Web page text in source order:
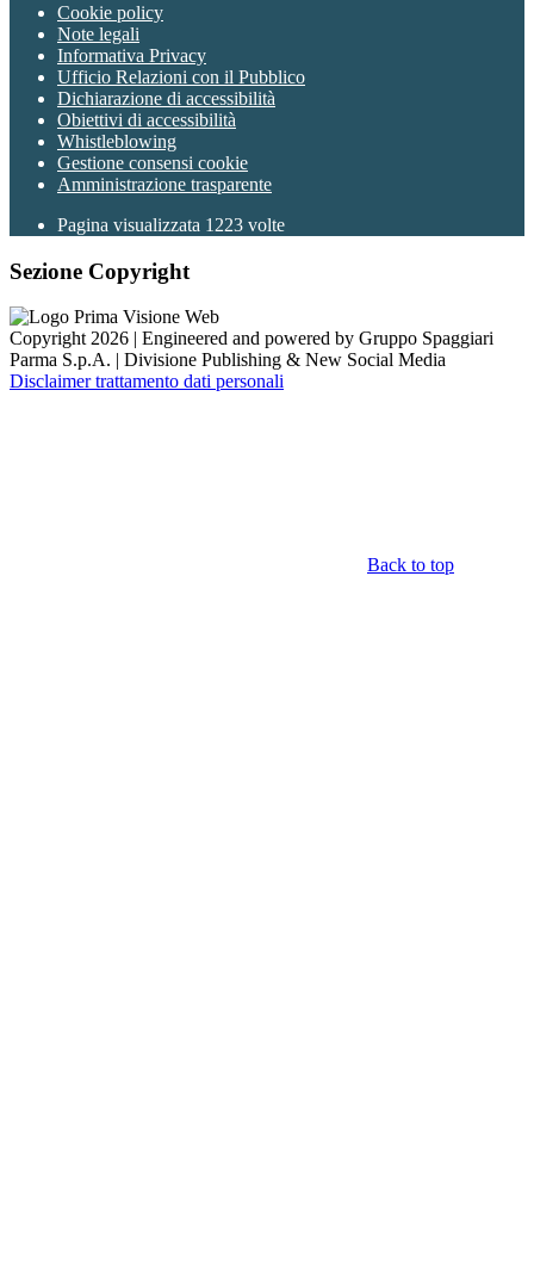
Cookie policy
Note legali
Informativa Privacy
Ufficio Relazioni con il Pubblico
Dichiarazione di accessibilità
Obiettivi di accessibilità
Whistleblowing
Gestione consensi cookie
Amministrazione trasparente
Pagina visualizzata 1223 volte
Sezione Copyright
Copyright 2026 | Engineered and powered by Gruppo Spaggiari
Parma S.p.A. | Divisione Publishing & New Social Media
Disclaimer trattamento dati personali
Back to top